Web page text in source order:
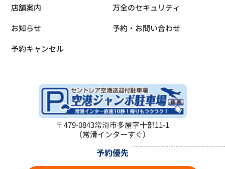
店舗案内
万全のセキュリティ
お知らせ
予約・お問い合わせ
予約キャンセル
〒479-0843常滑市多屋字十部11-1
（常滑インターすぐ）
予約優先